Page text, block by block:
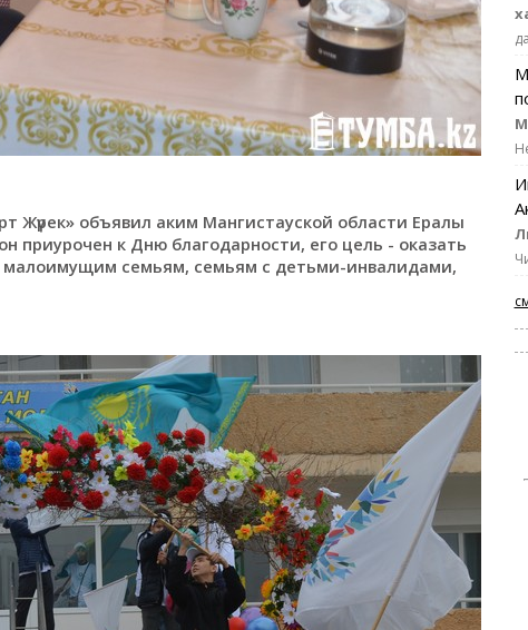
Жүрек» объявил аким Мангистауской области Ералы
приурочен к Дню благодарности, его цель - оказать
семьям, семьям с детьми-инвалидами,